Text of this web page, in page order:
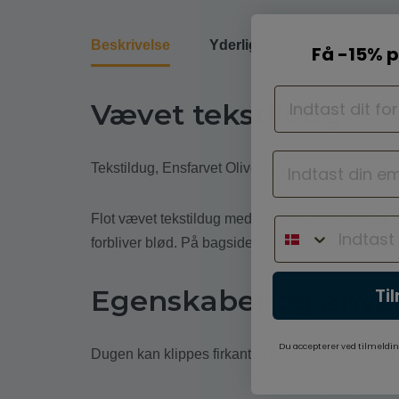
Beskrivelse Yderligere information
Vævet tekstildug
Tekstildug, Ensfarvet Olivengrøn, med antiskrid,
Flot vævet tekstildug med farvetrykt mønster på
forbliver blød. På bagsiden har den antiskrid,
Egenskaber og
Dugen kan klippes firkantet, rund, oval eller
Få -15%
Du accepterer ved